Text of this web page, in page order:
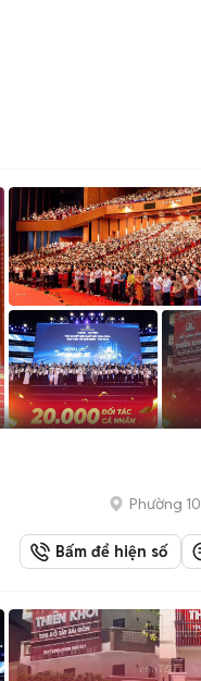
Phường 10
Bấm để hiện số